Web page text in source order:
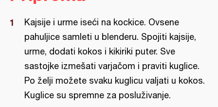
Kajsije i urme iseći na kockice. Ovsene
pahuljice samleti u blenderu. Spojiti kajsije,
urme, dodati kokos i kikiriki puter. Sve
sastojke izmešati varjačom i praviti kuglice.
Po želji možete svaku kuglicu valjati u kokos.
Kuglice su spremne za posluživanje.